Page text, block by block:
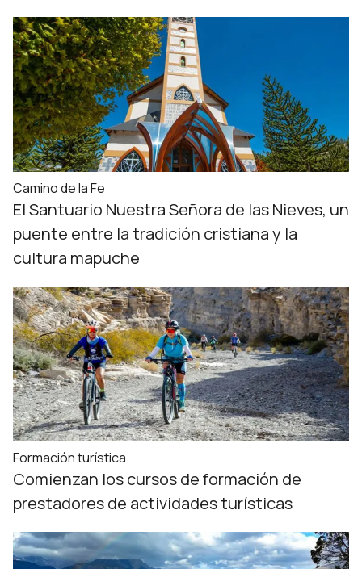
Camino de la Fe
El Santuario Nuestra Señora de las Nieves, un
puente entre la tradición cristiana y la
cultura mapuche
Formación turística
Comienzan los cursos de formación de
prestadores de actividades turísticas